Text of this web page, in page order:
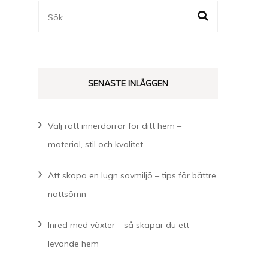
Sök
SENASTE INLÄGGEN
Välj rätt innerdörrar för ditt hem –
material, stil och kvalitet
Att skapa en lugn sovmiljö – tips för bättre
nattsömn
Inred med växter – så skapar du ett
levande hem